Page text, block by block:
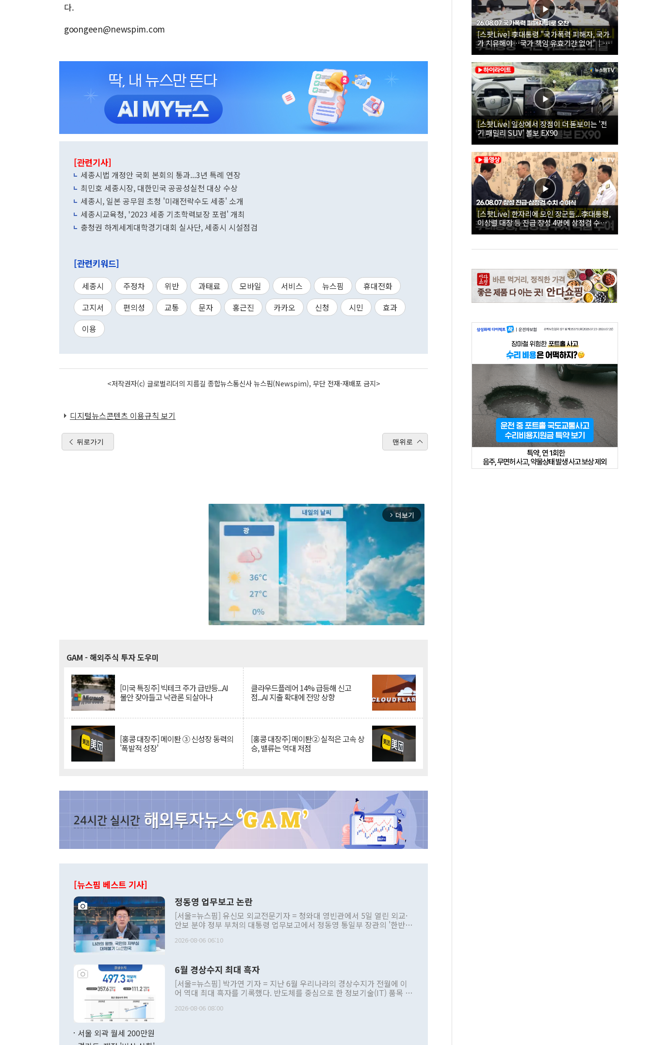
다.
goongeen@newspim.com
[관련기사]
세종시법 개정안 국회 본회의 통과...3년 특례 연장
최민호 세종시장, 대한민국 공공성실천 대상 수상
세종시, 일본 공무원 초청 '미래전략수도 세종' 소개
세종시교육청, '2023 세종 기초학력보장 포럼' 개최
충청권 하계세계대학경기대회 실사단, 세종시 시설점검
[관련키워드]
세종시 주정차 위반 과태료 모바일 서비스 뉴스핌
휴대전화
고지서
편의성 교통 문자 홍근진 카카오 신청 시민
효과
이용
<저작권자(c) 글로벌리더의 지름길 종합뉴스통신사 뉴스핌(Newspim), 무단 전재-재배포 금지>
디지털뉴스콘텐츠 이용규칙 보기
뒤로가기 맨위로
arrow_forward_ios 더보기
GAM - 해외주식 투자 도우미
[미국 특징주] 빅테크 주가 급반등...AI
불안 잦아들고 낙관론 되살아나
클라우드플레어 14% 급등해 신고
점...AI 지출 확대에 전망 상향
[홍콩 대장주] 메이퇀 ③ 신성장 동력의
'폭발적 성장'
[홍콩 대장주] 메이퇀② 실적은 고속 상
승, 밸류는 역대 저점
[뉴스핌 베스트 기사]
정동영 업무보고 논란
[서울=뉴스핌] 유신모 외교전문기자 = 청와대 영빈관에서 5일 열린 외교·
안보 분야 정부 부처의 대통령 업무보고에서 정동영 통일부 장관의 '한반도
발언 중에는 정부 내 조율을 거치지 않은 사안을 정책으로 추진하겠다고 공
주의적 희망에 근거한 비현실적 구상'이라는 비판을 내놨다. 그동안 정 장
관의 대북 정책 관련 발언이 물의를 빚은 적은 여러 번 있지만 대통령과 유
관 부처 장관이 공개적으로 부정적 입장을 표명한 것은 이례적이다. 정 장
관의 무리한 대북 접근법과 월권을 제어해야 한다는 목소리도 높아지고 있
다. [정동영 통일부 장관이 지난달 23일 오후 서울 종로구 정부서울청사에
2026-08-06 06:10
6월 경상수지 최대 흑자
[서울=뉴스핌] 박가연 기자 = 지난 6월 우리나라의 경상수지가 전월에 이
어 역대 최대 흑자를 기록했다. 반도체를 중심으로 한 정보기술(IT) 품목 수
료=한국은행] 한국은행이 6일 발표한 '2026년 6월 국제수지(잠정)'에 따르
2026-08-06 08:00
서울 외곽 월세 200만원
[스팟Live] 李대통령 "국가폭력 피해자, 국가
가 치유해야…국가 책임 유효기간 없어"｜
26.08.07 국가폭력 피해자 위로 오찬
[스팟Live] 일상에서 장점이 더 돋보이는 '전
기 패밀리 SUV' 볼보 EX90
[스팟Live] 한자리에 모인 장군들...李대통령,
이상렬 대장 등 진급 장성 4명에 삼정검 수치
직접 수여｜26.08.07 장성 진급·삼정검 수치